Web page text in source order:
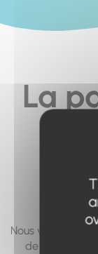
La
Nous vous
de page, ou à